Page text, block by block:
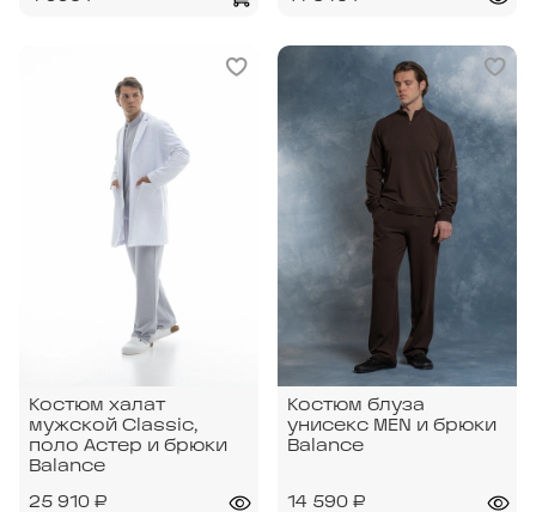
Костюм халат
мужской Classic,
поло Астер и брюки
Balance
25 910 ₽
Костюм блуза
унисекс MEN и брюки
Balance
14 590 ₽